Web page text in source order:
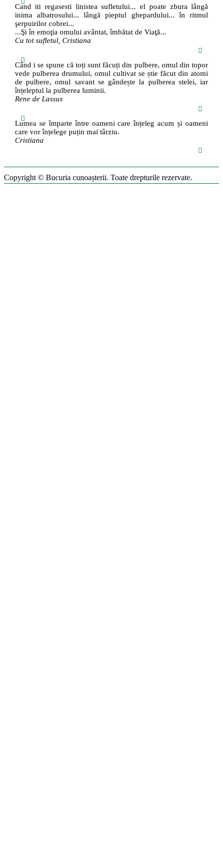
Cand iti regasesti linistea sufletului... el poate zbura lângă
inima albatrosului... lângă pieptul ghepardului... în ritmul
şerpuirilor cobrei...
...Şi în emoţia omului avântat, îmbătat de Viaţă...
Cu tot sufletul, Cristiana
Când i se spune că toți sunt făcuți din pulbere, omul din topor
vede pulberea drumului, omul cultivat se știe făcut din atomi
de pulbere, omul savant se gândește la pulberea stelei, iar
înțeleptul la pulberea luminii.
Rene de Lassus
Lumea se împarte între oameni care înțeleg acum și oameni
care vor înțelege puțin mai târziu.
Cristiana
Copyright © Bucuria cunoașterii. Toate drepturile rezervate.